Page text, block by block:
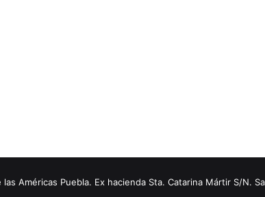
Américas Puebla. Ex hacienda Sta. Catarina Mártir S/N.